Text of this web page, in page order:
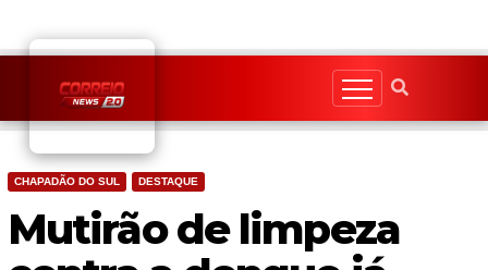
content
CHAPADÃO DO SUL DESTAQUE
Mutirão de limpeza